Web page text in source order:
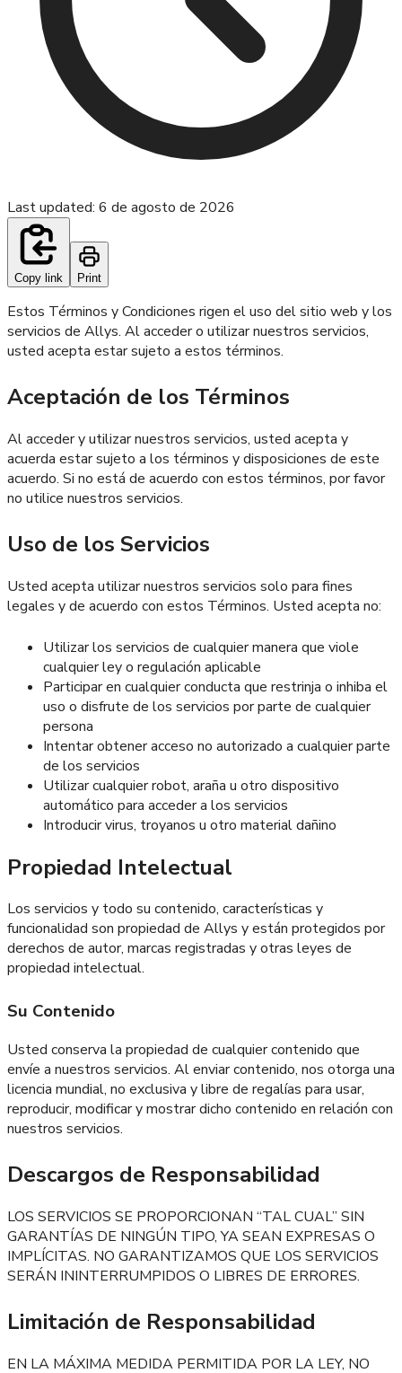
Last updated: 6 de agosto de 2026
Copy link Print
Estos Términos y Condiciones rigen el uso del sitio web y los
servicios de Allys. Al acceder o utilizar nuestros servicios,
usted acepta estar sujeto a estos términos.
Aceptación de los Términos
Al acceder y utilizar nuestros servicios, usted acepta y
acuerda estar sujeto a los términos y disposiciones de este
acuerdo. Si no está de acuerdo con estos términos, por favor
no utilice nuestros servicios.
Uso de los Servicios
Usted acepta utilizar nuestros servicios solo para fines
legales y de acuerdo con estos Términos. Usted acepta no:
Utilizar los servicios de cualquier manera que viole
cualquier ley o regulación aplicable
Participar en cualquier conducta que restrinja o inhiba el
uso o disfrute de los servicios por parte de cualquier
persona
Intentar obtener acceso no autorizado a cualquier parte
de los servicios
Utilizar cualquier robot, araña u otro dispositivo
automático para acceder a los servicios
Introducir virus, troyanos u otro material dañino
Propiedad Intelectual
Los servicios y todo su contenido, características y
funcionalidad son propiedad de Allys y están protegidos por
derechos de autor, marcas registradas y otras leyes de
propiedad intelectual.
Su Contenido
Usted conserva la propiedad de cualquier contenido que
envíe a nuestros servicios. Al enviar contenido, nos otorga una
licencia mundial, no exclusiva y libre de regalías para usar,
reproducir, modificar y mostrar dicho contenido en relación con
nuestros servicios.
Descargos de Responsabilidad
LOS SERVICIOS SE PROPORCIONAN “TAL CUAL” SIN
GARANTÍAS DE NINGÚN TIPO, YA SEAN EXPRESAS O
IMPLÍCITAS. NO GARANTIZAMOS QUE LOS SERVICIOS
SERÁN ININTERRUMPIDOS O LIBRES DE ERRORES.
Limitación de Responsabilidad
EN LA MÁXIMA MEDIDA PERMITIDA POR LA LEY, NO